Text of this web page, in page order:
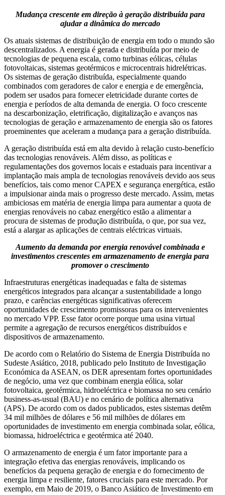
Mudança crescente em direção à geração distribuída para
ajudar a dinâmica do mercado
Os atuais sistemas de distribuição de energia em todo o mundo são
descentralizados. A energia é gerada e distribuída por meio de
tecnologias de pequena escala, como turbinas eólicas, células
fotovoltaicas, sistemas geotérmicos e microcentrais hidrelétricas.
Os sistemas de geração distribuída, especialmente quando
combinados com geradores de calor e energia e de emergência,
podem ser usados ​​para fornecer eletricidade durante cortes de
energia e períodos de alta demanda de energia. O foco crescente
na descarbonização, eletrificação, digitalização e avanços nas
tecnologias de geração e armazenamento de energia são os fatores
proeminentes que aceleram a mudança para a geração distribuída.
A geração distribuída está em alta devido à relação custo-benefício
das tecnologias renováveis. Além disso, as políticas e
regulamentações dos governos locais e estaduais para incentivar a
implantação mais ampla de tecnologias renováveis ​​devido aos seus
benefícios, tais como menor CAPEX e segurança energética, estão
a impulsionar ainda mais o progresso deste mercado. Assim, metas
ambiciosas em matéria de energia limpa para aumentar a quota de
energias renováveis ​​no cabaz energético estão a alimentar a
procura de sistemas de produção distribuída, o que, por sua vez,
está a alargar as aplicações de centrais eléctricas virtuais.
Aumento da demanda por energia renovável combinada e
investimentos crescentes em armazenamento de energia para
promover o crescimento
Infraestruturas energéticas inadequadas e falta de sistemas
energéticos integrados para alcançar a sustentabilidade a longo
prazo, e carências energéticas significativas oferecem
oportunidades de crescimento promissoras para os intervenientes
no mercado VPP. Esse fator ocorre porque uma usina virtual
permite a agregação de recursos energéticos distribuídos e
dispositivos de armazenamento.
De acordo com o Relatório do Sistema de Energia Distribuída no
Sudeste Asiático, 2018, publicado pelo Instituto de Investigação
Económica da ASEAN, os DER apresentam fortes oportunidades
de negócio, uma vez que combinam energia eólica, solar
fotovoltaica, geotérmica, hidroeléctrica e biomassa no seu cenário
business-as-usual (BAU) e no cenário de política alternativa
(APS). De acordo com os dados publicados, estes sistemas detêm
34 mil milhões de dólares e 56 mil milhões de dólares em
oportunidades de investimento em energia combinada solar, eólica,
biomassa, hidroeléctrica e geotérmica até 2040.
O armazenamento de energia é um fator importante para a
integração efetiva das energias renováveis, implicando os
benefícios da pequena geração de energia e do fornecimento de
energia limpa e resiliente, fatores cruciais para este mercado. Por
exemplo, em Maio de 2019, o Banco Asiático de Investimento em